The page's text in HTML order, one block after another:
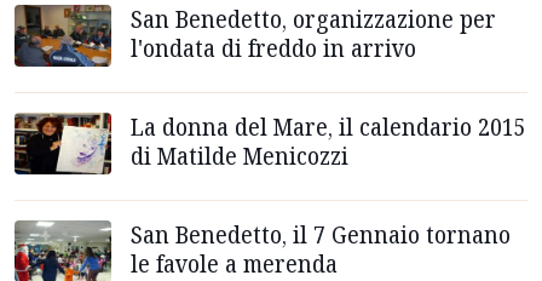
San Benedetto, organizzazione per
l'ondata di freddo in arrivo
La donna del Mare, il calendario 2015
di Matilde Menicozzi
San Benedetto, il 7 Gennaio tornano
le favole a merenda